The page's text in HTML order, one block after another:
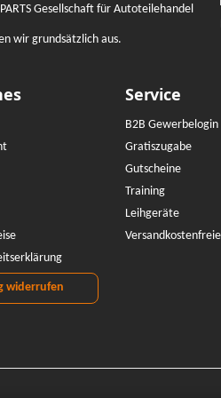
Gesellschaft für Autoteilehandel
wir grundsätzlich aus.
widerrufen
Service
B2B Gewerbelogin
Gratiszugabe
Gutscheine
Training
Leihgeräte